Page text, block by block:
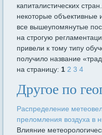
капиталистических
некоторые объективные
все вышеупомянутые
на строгую
привели к тому типу
получило название
на страницу:1 2 3 4
Другое по
Распределение
преломления воздуха в
Влияние